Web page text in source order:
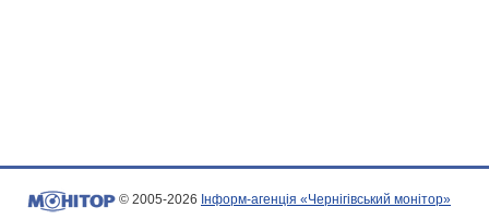
© 2005-2026 Інформ-агенція «Чернігівський монітор»